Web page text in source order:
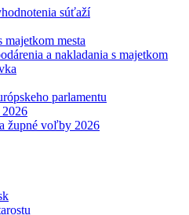
súťaží
majetkom mesta
a nakladania s majetkom
parlamentu
2026
župné voľby 2026